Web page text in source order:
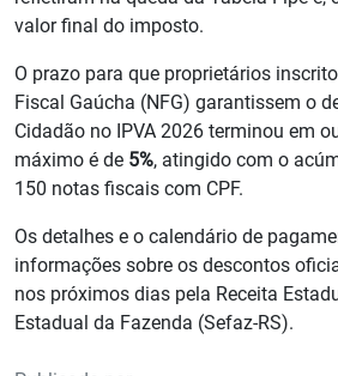
valor final do imposto.
O prazo para que proprietários
Fiscal Gaúcha (NFG) garantissem o
Cidadão no IPVA 2026 terminou em
máximo é de 5%, atingido com o
150 notas fiscais com CPF.
Os detalhes e o calendário de
informações sobre os descontos
nos próximos dias pela Receita
Estadual da Fazenda (Sefaz-RS).